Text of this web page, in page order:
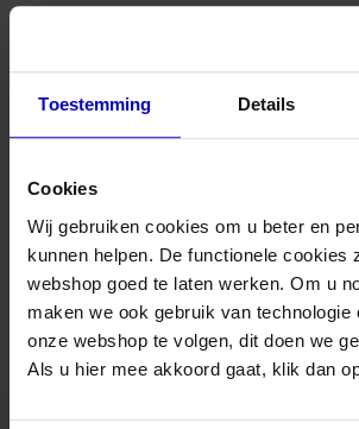
Toestemming Details
Cookies
Wij gebruiken cookies om u beter en
kunnen helpen. De functionele cookies
webshop goed te laten werken. Om u
maken we ook gebruik van technologie
onze webshop te volgen, dit doen we
Als u hier mee akkoord gaat, klik dan
Compact formaat
Stille werking
Optimale balans tussen thermisch
energieverbruik
Technische specificaties:
Capaciteit
300 m3/h
Voedingsspanning
230V - 50Hz
Kanaaldiameter
Ø160mm
WoonhuisaansluitingLinks
Aansluitingen
4 boven
Afmetingen
650 x 750 x 560 mm
Documenten & handleidingen
Met app te
Bediening via app Nee
Geschikt voor
Lucht-
Lucht-
Capaciteit m3/h 300
Goede service snelle levering
Makkelijk bestellen snelle levering en
producten!
VandaagAnton, Tilburg
Bekijk alle verhalen